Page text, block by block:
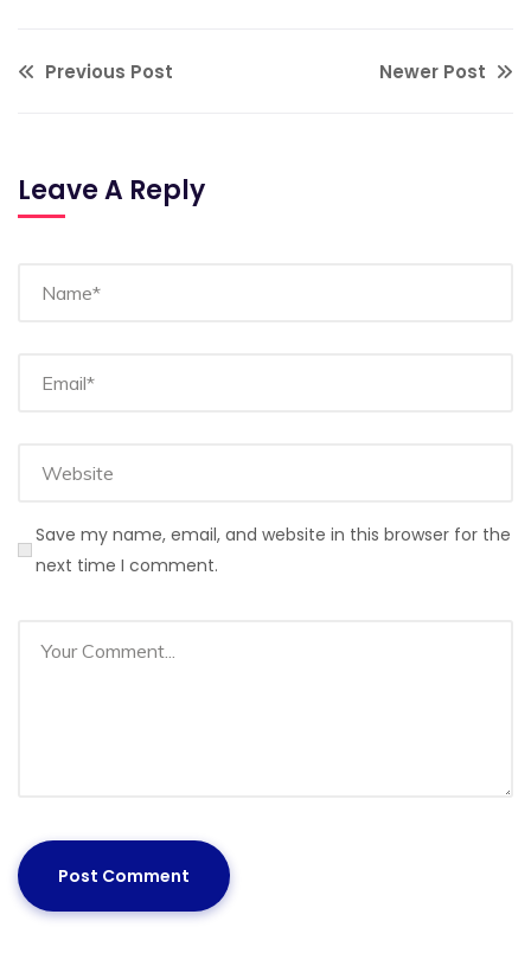
Previous Post Newer Post
Leave A Reply
Save my name, email, and website in this browser for the
next time I comment.